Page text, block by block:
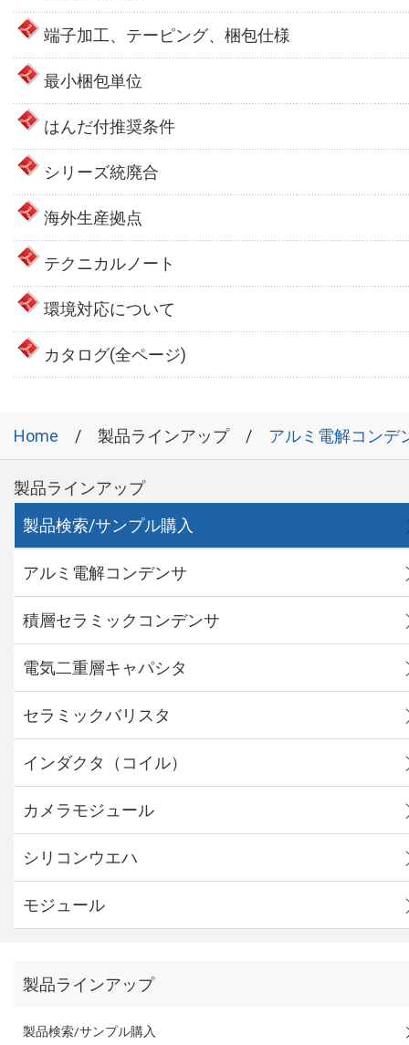
端子加工、テーピング、梱包仕様
最小梱包単位
はんだ付推奨条件
シリーズ統廃合
海外生産拠点
テクニカルノート
環境対応について
カタログ(全ページ)
Home 製品ラインアップ アルミ電解コンデ
製品ラインアップ
製品検索/サンプル購入
アルミ電解コンデンサ
積層セラミックコンデンサ
電気二重層キャパシタ
セラミックバリスタ
インダクタ（コイル）
カメラモジュール
シリコンウエハ
モジュール
製品ラインアップ
製品検索/サンプル購入